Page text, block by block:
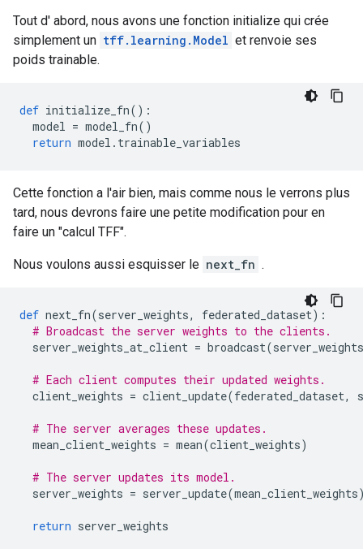
Tout d' abord, nous avons une fonction initialize qui crée
simplement un tff.learning.Model et renvoie ses
poids trainable.
def initialize_fn():
model = model_fn()
return model . trainable_variables
Cette fonction a l'air bien, mais comme nous le verrons plus
tard, nous devrons faire une petite modification pour en
faire un "calcul TFF".
Nous voulons aussi esquisser le next_fn .
def next_fn(server_weights, federated_dataset):
# Broadcast the server weights to the clients.
server_weights_at_client = broadcast(server_weights
# Each client computes their updated weights.
client_weights = client_update(federated_dataset,
# The server averages these updates.
mean_client_weights = mean(client_weights)
# The server updates its model.
server_weights = server_update(mean_client_weights
return server_weights